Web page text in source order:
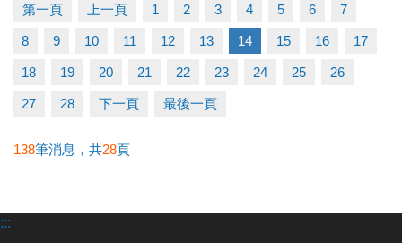
▶ 若因人數不足無法開班，將於開課前通知，並請持
原信用卡、繳費憑證及發票至本中心辦理退費。
冬日不偷懶，12月一起動起來！
課務部：03-2639066 #115
第一頁 上一頁 1 2 3 4 5 6 7
8 9 10 11 12 13 14 15 16 17
18 19 20 21 22 23 24 25 26
27 28 下一頁 最後一頁
138筆消息，共28頁
:::